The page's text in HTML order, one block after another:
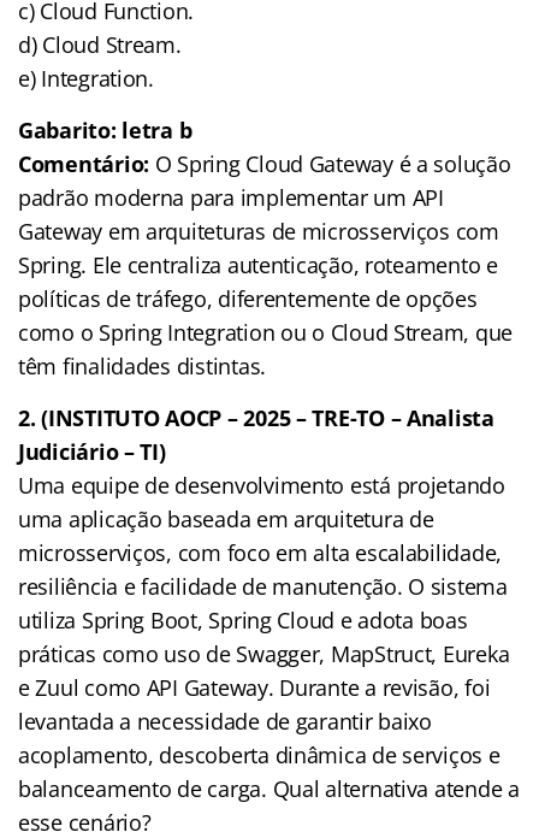
c) Cloud Function.
d) Cloud Stream.
e) Integration.
Gabarito: letra b
Comentário: O Spring Cloud Gateway é a solução
padrão moderna para implementar um API
Gateway em arquiteturas de microsserviços com
Spring. Ele centraliza autenticação, roteamento e
políticas de tráfego, diferentemente de opções
como o Spring Integration ou o Cloud Stream, que
têm finalidades distintas.
2. (INSTITUTO AOCP – 2025 – TRE-TO – Analista
Judiciário – TI)
Uma equipe de desenvolvimento está projetando
uma aplicação baseada em arquitetura de
microsserviços, com foco em alta escalabilidade,
resiliência e facilidade de manutenção. O sistema
utiliza Spring Boot, Spring Cloud e adota boas
práticas como uso de Swagger, MapStruct, Eureka
e Zuul como API Gateway. Durante a revisão, foi
levantada a necessidade de garantir baixo
acoplamento, descoberta dinâmica de serviços e
balanceamento de carga. Qual alternativa atende a
esse cenário?